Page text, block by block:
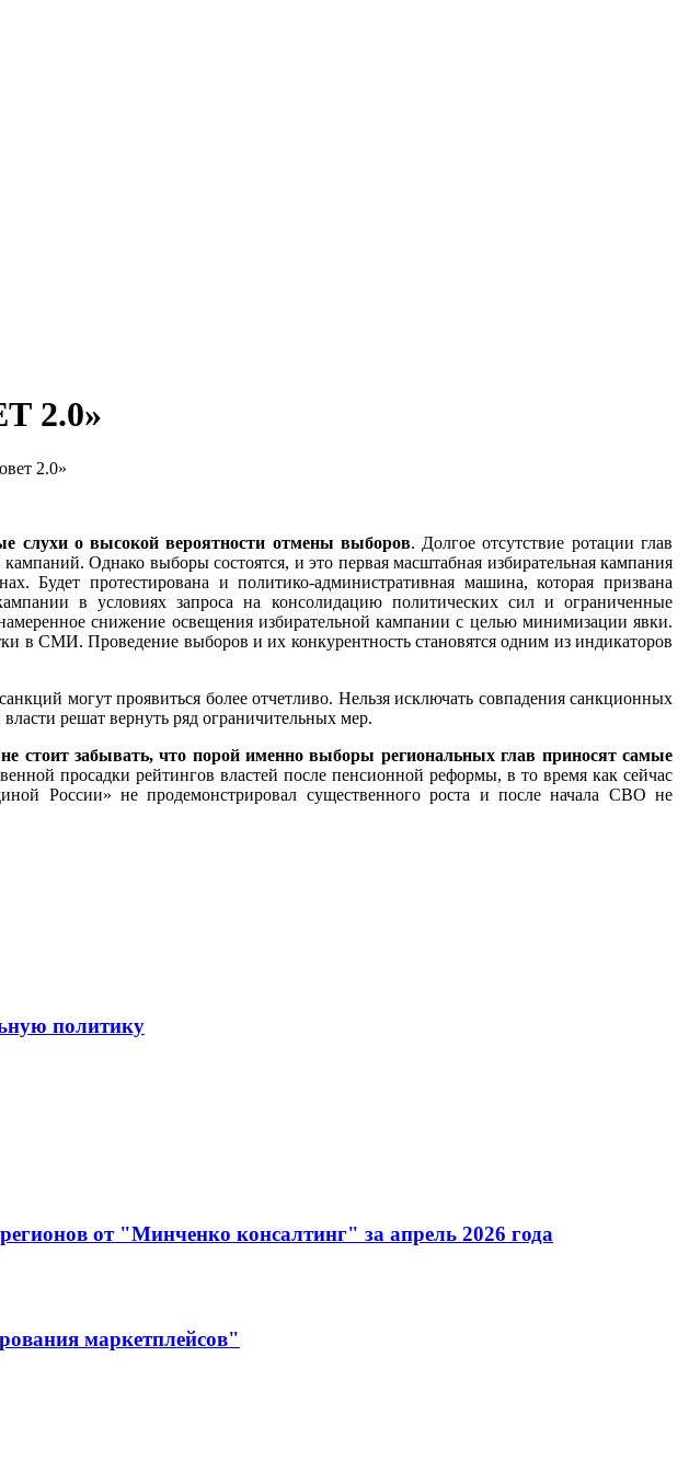
2.0»
2.0»
слухи о высокой вероятности отмены выборов. Долгое отсутствие ротации глав
Однако выборы состоятся, и это первая масштабная избирательная кампания
Будет протестирована и политико-административная машина, которая призвана
в условиях запроса на консолидацию политических сил и ограниченные
снижение освещения избирательной кампании с целью минимизации явки.
в СМИ. Проведение выборов и их конкурентность становятся одним из индикаторов
могут проявиться более отчетливо. Нельзя исключать совпадения санкционных
решат вернуть ряд ограничительных мер.
стоит забывать, что порой именно выборы региональных глав приносят самые
просадки рейтингов властей после пенсионной реформы, в то время как сейчас
России» не продемонстрировал существенного роста и после начала СВО не
политику
от "Минченко консалтинг" за апрель 2026 года
маркетплейсов"